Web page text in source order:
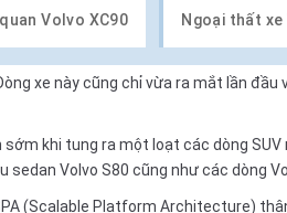
Volvo XC90 Ngoại thất xe
xe này cũng chỉ vừa ra mắt lần
khi tung ra một loạt các dòng
Volvo S80 cũng như các dòng
(Scalable Platform Architecture)